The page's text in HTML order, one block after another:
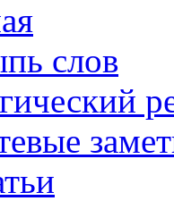
слов